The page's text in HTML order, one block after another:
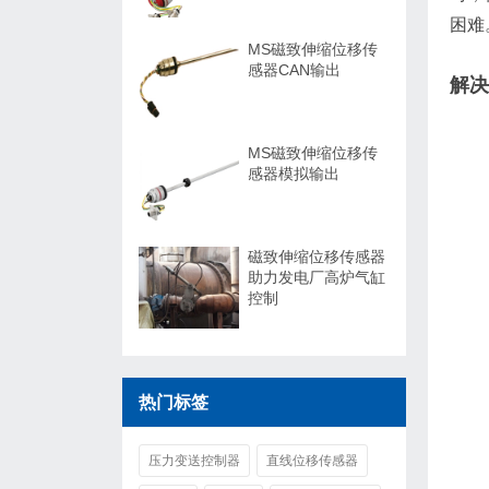
困难
解
MS磁致伸缩位移传
感器CAN输出
MS磁致伸缩位移传
感器模拟输出
磁致伸缩位移传感器
助力发电厂高炉气缸
控制
热门标签
压力变送控制器 直线位移传感器